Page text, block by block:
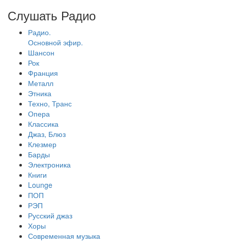
Слушать Радио
Радио.
Основной эфир.
Шансон
Рок
Франция
Металл
Этника
Техно, Транс
Опера
Классика
Джаз, Блюз
Клезмер
Барды
Электроника
Книги
Lounge
ПОП
РЭП
Русский джаз
Хоры
Современная музыка